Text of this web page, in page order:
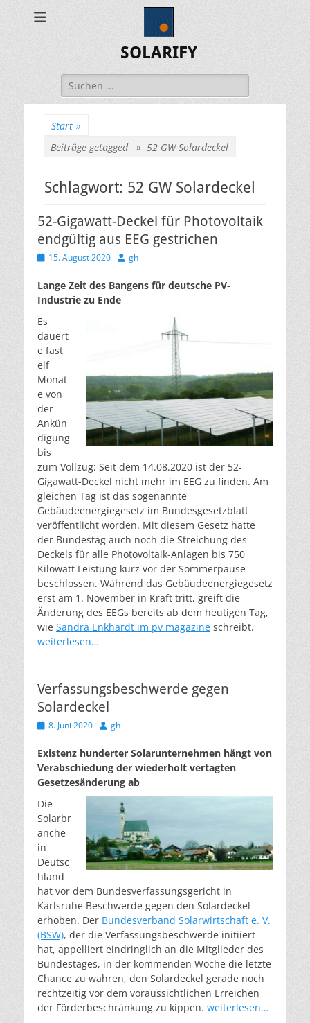
SOLARIFY
Suchen
nach:
Start »
Beiträge getagged » 52 GW Solardeckel
Schlagwort: 52 GW Solardeckel
52-Gigawatt-Deckel für Photovoltaik
endgültig aus EEG gestrichen
Veröffentlicht
15. August 2020 Autor
gh
Lange Zeit des Bangens für deutsche PV-
Industrie zu Ende
Es
dauert
e fast
elf
Monat
e von
der
Ankün
digung
bis
zum Vollzug: Seit dem 14.08.2020 ist der 52-
Gigawatt-Deckel nicht mehr im EEG zu finden. Am
gleichen Tag ist das sogenannte
Gebäudeenergiegesetz im Bundesgesetzblatt
veröffentlicht worden. Mit diesem Gesetz hatte
der Bundestag auch noch die Streichung des
Deckels für alle Photovoltaik-Anlagen bis 750
Kilowatt Leistung kurz vor der Sommerpause
beschlossen. Während das Gebäudeenergiegesetz
erst am 1. November in Kraft tritt, greift die
Änderung des EEGs bereits ab dem heutigen Tag,
wie Sandra Enkhardt im pv magazine schreibt.
weiterlesen…
Verfassungsbeschwerde gegen
Solardeckel
Veröffentlicht
8. Juni 2020 Autor
gh
Existenz hunderter Solarunternehmen hängt von
Verabschiedung der wiederholt vertagten
Gesetzesänderung ab
Die
Solarbr
anche
in
Deutsc
hland
hat vor dem Bundesverfassungsgericht in
Karlsruhe Beschwerde gegen den Solardeckel
erhoben. Der Bundesverband Solarwirtschaft e. V.
(BSW), der die Verfassungsbeschwerde initiiert
hat, appelliert eindringlich an die Mitglieder des
Bundestages, in der kommenden Woche die letzte
Chance zu wahren, den Solardeckel gerade noch
rechtzeitig vor dem voraussichtlichen Erreichen
der Förderbeschränkung zu kippen. weiterlesen…